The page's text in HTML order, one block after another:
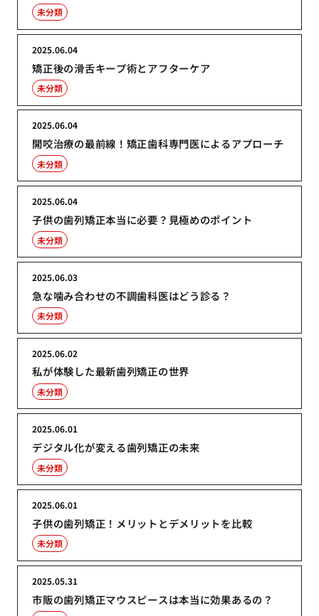
未分類
矯正後の滑舌キープ術とアフターケア
2025.06.04
未分類
開咬治療の最前線！矯正歯科専門医によるアプローチ
2025.06.04
未分類
子供の歯列矯正本当に必要？見極めのポイント
2025.06.04
未分類
急な噛み合わせの不調歯科医はどう診る？
2025.06.03
未分類
私が体験した最新歯列矯正の世界
2025.06.02
未分類
デジタル化が変える歯列矯正の未来
2025.06.01
未分類
子供の歯列矯正！メリットとデメリットを比較
2025.06.01
未分類
市販の歯列矯正マウスピースは本当に効果あるの？
2025.05.31